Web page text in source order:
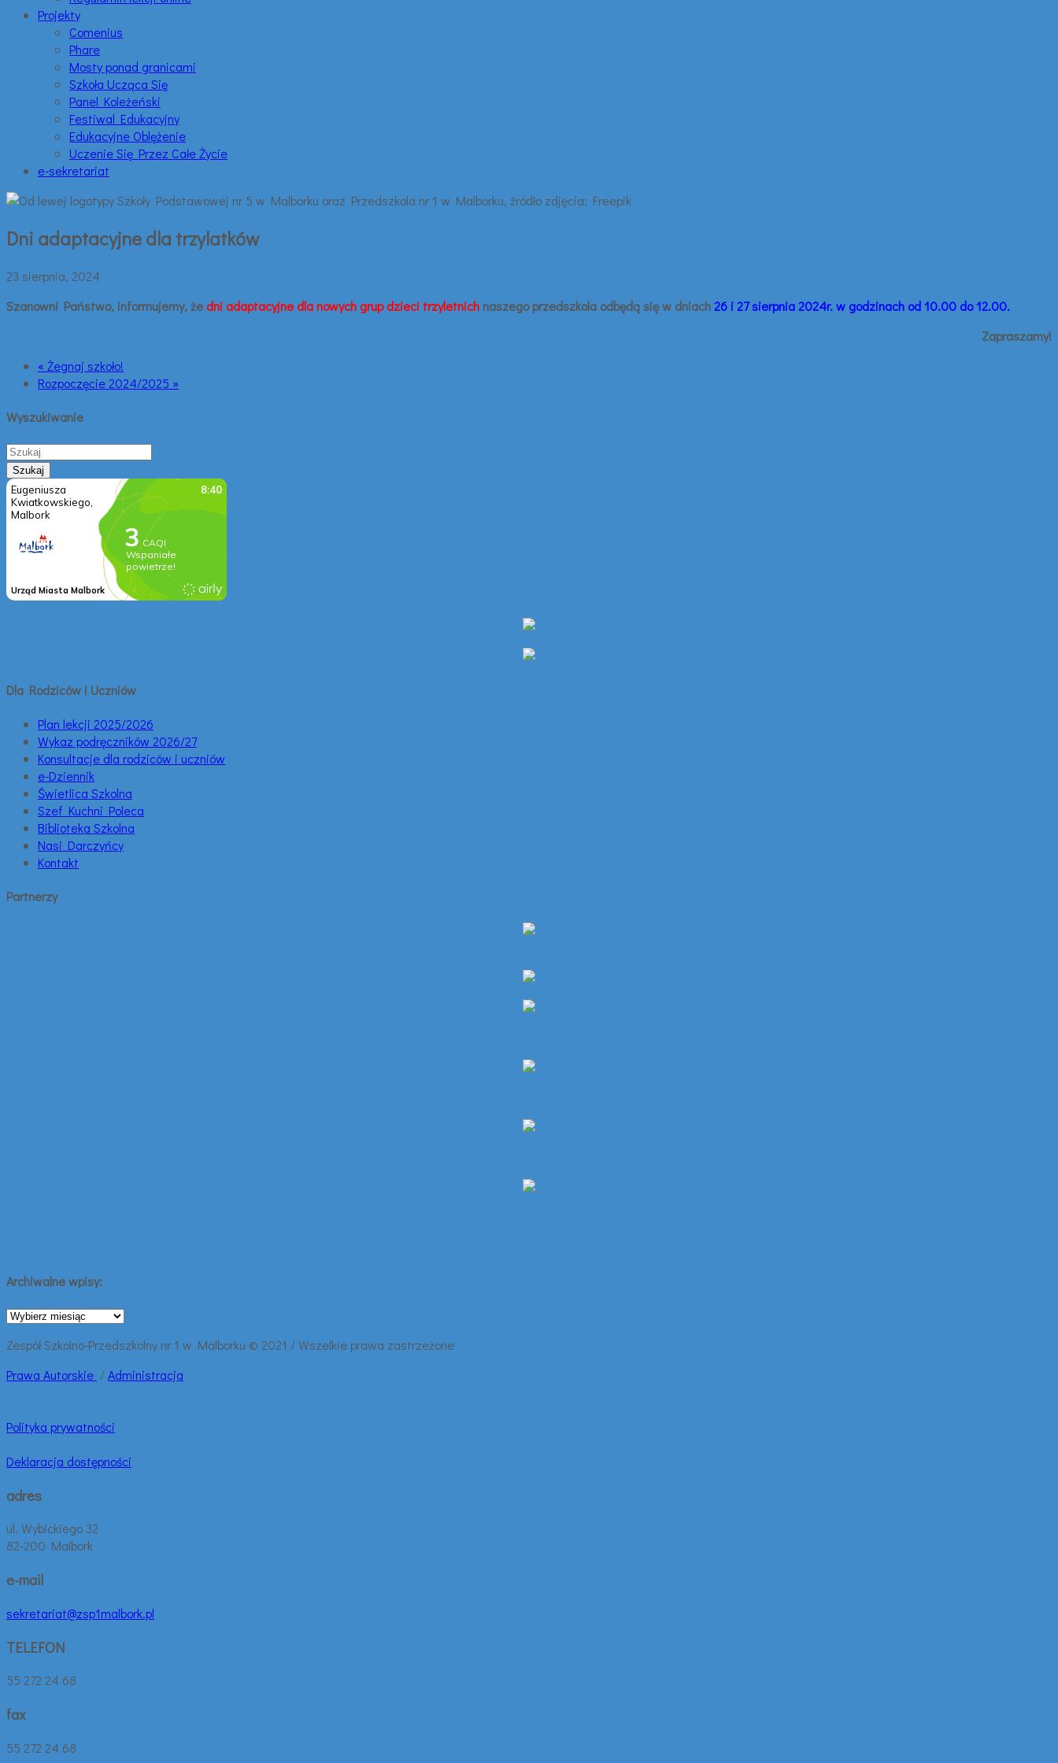
Projekty
Comenius
Phare
Mosty ponad granicami
Szkoła Ucząca Się
Panel Koleżeński
Festiwal Edukacyjny
Edukacyjne Oblężenie
Uczenie Się Przez Całe Życie
e-sekretariat
Dni adaptacyjne dla trzylatków
23 sierpnia, 2024
Szanowni Państwo, informujemy, że dni adaptacyjne dla nowych grup dzieci trzyletnich naszego przedszkola odbędą się w dniach26 i 27 sierpnia 2024r. w godzinach od 10.00 do 12.00.
Zapraszamy!
« Żegnaj szkoło!
Rozpoczęcie 2024/2025 »
Wyszukiwanie
Dla Rodziców i Uczniów
Plan lekcji 2025/2026
Wykaz podręczników 2026/27
Konsultacje dla rodziców i uczniów
e-Dziennik
Świetlica Szkolna
Szef Kuchni Poleca
Biblioteka Szkolna
Nasi Darczyńcy
Kontakt
Partnerzy
Archiwalne wpisy:
Archiwalne
Zespół Szkolno-Przedszkolny nr 1 w Malborku © 2021 / Wszelkie prawa zastrzeżone
Prawa Autorskie /Administracja
Polityka prywatności
Deklaracja dostępności
adres
ul. Wybickiego 32
82-200 Malbork
e-mail
sekretariat@zsp1malbork.pl
TELEFON
55 272 24 68
fax
55 272 24 68